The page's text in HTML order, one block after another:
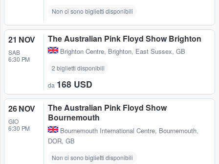
Non ci sono biglietti disponibili
21 NOV
SAB
6:30 PM
The Australian Pink Floyd Show Brighton
Brighton Centre, Brighton, East Sussex, GB
2 biglietti disponibili
da 168 USD
26 NOV
GIO
6:30 PM
The Australian Pink Floyd Show
Bournemouth
Bournemouth International Centre, Bournemouth,
DOR, GB
Non ci sono biglietti disponibili